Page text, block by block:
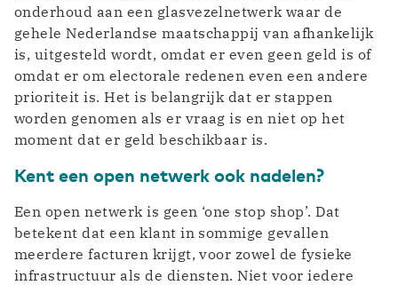
onderhoud aan een glasvezelnetwerk waar de
gehele Nederlandse maatschappij van afhankelijk
is, uitgesteld wordt, omdat er even geen geld is of
omdat er om electorale redenen even een andere
prioriteit is. Het is belangrijk dat er stappen
worden genomen als er vraag is en niet op het
moment dat er geld beschikbaar is.
Kent een open netwerk ook nadelen?
Een open netwerk is geen ‘one stop shop’. Dat
betekent dat een klant in sommige gevallen
meerdere facturen krijgt, voor zowel de fysieke
infrastructuur als de diensten. Niet voor iedere